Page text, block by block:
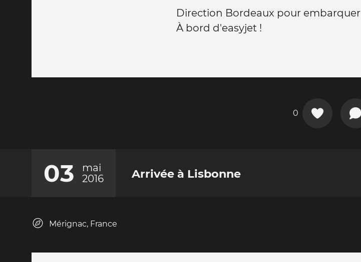
Direction Bordeaux pour embarquer
À bord d'easyjet !
0
03
mai
2016
Arrivée à Lisbonne
Mérignac, France